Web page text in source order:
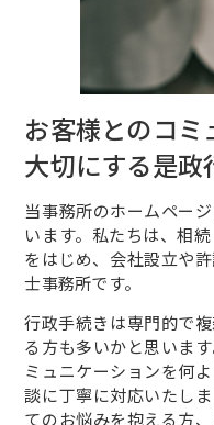
お客様とのコミ
大切にする是政
当事務所のホームペー
います。私たちは、相
をはじめ、会社設立や
士事務所です。
行政手続きは専門的で
る方も多いかと思いま
ミュニケーションを何
談に丁寧に対応いたし
てのお悩みを抱える方